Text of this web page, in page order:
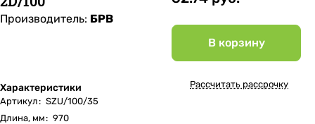
Производитель: БРВ
Характеристики
Артикул: SZU/100/35
Длина, мм: 970
В корзину
Рассчитать рассрочку